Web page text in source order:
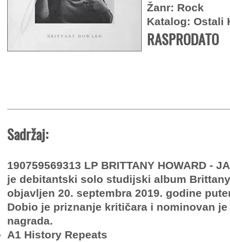
Žanr: Rock
Katalog: Ostali
RASPRODATO
Sadržaj:
190759569313 LP BRITTANY HOWARD -
je debitantski solo studijski album
objavljen 20. septembra 2019. godine
Dobio je priznanje kritičara i nominovan
nagrada.
A1 History Repeats